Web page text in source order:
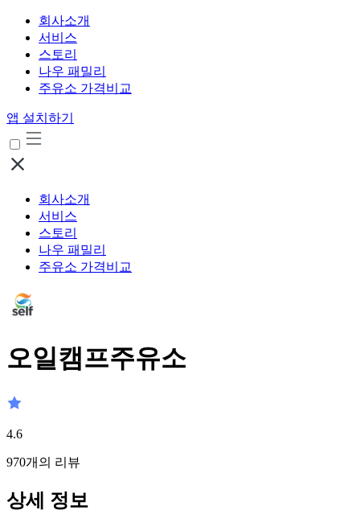
회사소개
서비스
스토리
나우 패밀리
주유소 가격비교
앱 설치하기
회사소개
서비스
스토리
나우 패밀리
주유소 가격비교
오일캠프주유소
4.6
970개의 리뷰
상세 정보